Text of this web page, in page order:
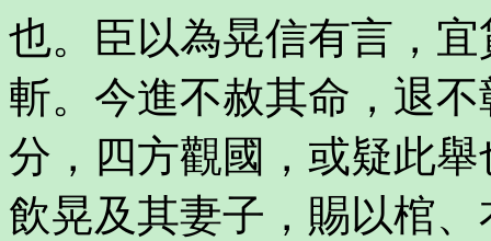
也。臣以為晃信有言，
斬。今進不赦其命，退
分，四方觀國，或疑此
飲晃及其妻子，賜以棺